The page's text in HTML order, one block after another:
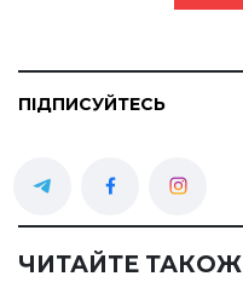
ПІДПИСУЙТЕСЬ
ЧИТАЙТЕ ТАКОЖ